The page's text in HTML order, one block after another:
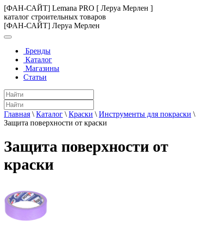
[ФАН-САЙТ] Lemana PRO [ Леруа Мерлен ]
каталог строительных товаров
[ФАН-САЙТ] Леруа Мерлен
Бренды
Каталог
Магазины
Статьи
Главная \ Каталог \ Краски \ Инструменты для покраски \
Защита поверхности от краски
Защита поверхности от
краски